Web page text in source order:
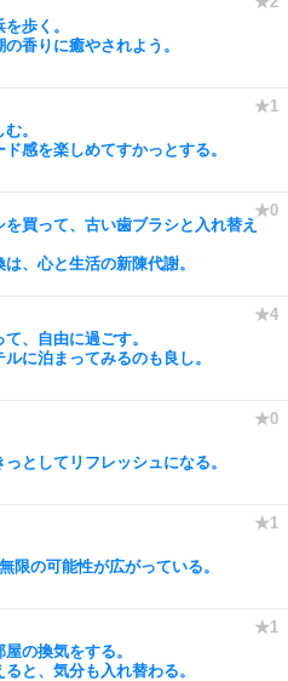
歩く。
香りに癒やされよう。
。
感を楽しめてすかっとする。
買って、古い歯ブラシと入れ替え
、心と生活の新陳代謝。
、自由に過ごす。
に泊まってみるのも良し。
としてリフレッシュになる。
限の可能性が広がっている。
の換気をする。
と、気分も入れ替わる。